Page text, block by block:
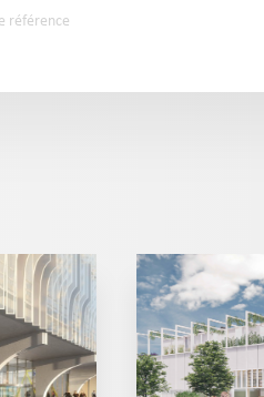
référence